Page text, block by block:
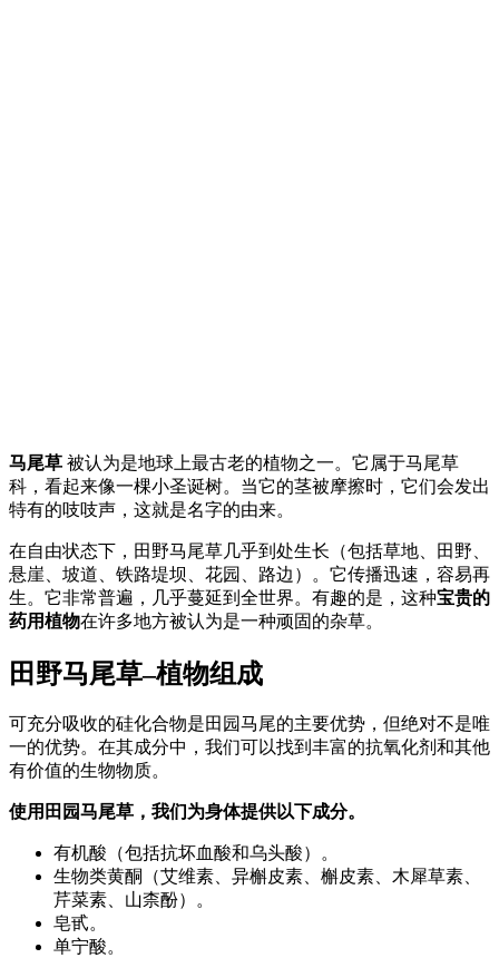
马尾草 被认为是地球上最古老的植物之一。它属于马尾草
科，看起来像一棵小圣诞树。当它的茎被摩擦时，它们会发出
特有的吱吱声，这就是名字的由来。
在自由状态下，田野马尾草几乎到处生长（包括草地、田野、
悬崖、坡道、铁路堤坝、花园、路边）。它传播迅速，容易再
生。它非常普遍，几乎蔓延到全世界。有趣的是，这种宝贵的
药用植物在许多地方被认为是一种顽固的杂草。
田野马尾草–植物组成
可充分吸收的硅化合物是田园马尾的主要优势，但绝对不是唯
一的优势。在其成分中，我们可以找到丰富的抗氧化剂和其他
有价值的生物物质。
使用田园马尾草，我们为身体提供以下成分。
有机酸（包括抗坏血酸和乌头酸）。
生物类黄酮（艾维素、异槲皮素、槲皮素、木犀草素、
芹菜素、山柰酚）。
皂甙。
单宁酸。